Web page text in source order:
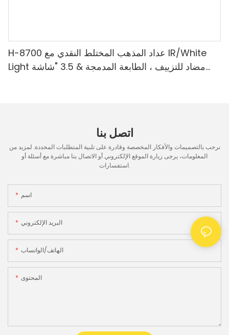
H-8700 عداد المذهب المختلط النقدي مع IR/White
Light مضاد للتزييف ، الطابعة المدمجة & 3.5 "شاشة
اتصل بنا
نرحب بالتصميمات والأفكار المخصصة وقادرة على تلبية المتطلبات المحددة. لمزيد من
المعلومات، يرجى زيارة الموقع الإلكتروني أو الاتصال بنا مباشرة مع أسئلة أو
استفسارات.
اسم
البريد الإلكتروني
الهاتف/الواتساب
المحتوى